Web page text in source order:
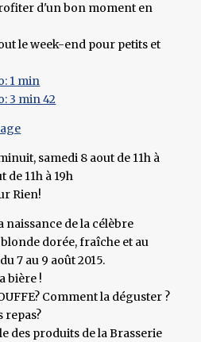
d'un bon moment en
le week-end pour petits et
1 min
3 min 42
samedi 8 aout de 11h à
11h à 19h
Rien!
naissance de la célèbre
dorée, fraîche et au
7 au 9 août 2015.
bière !
Comment la déguster ?
repas?
des produits de la Brasserie